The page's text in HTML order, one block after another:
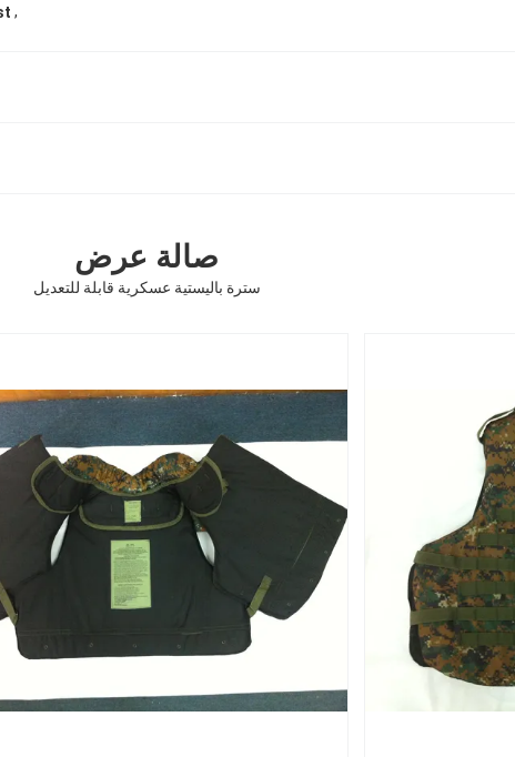
,
صالة عرض
سترة باليستية عسكرية قابلة للتعديل